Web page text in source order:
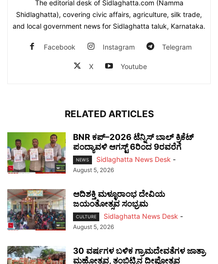
The editorial desk of Sidlaghatta.com (Namma
Shidlaghatta), covering civic affairs, agriculture, silk trade,
and local government news for Sidlaghatta taluk, Karnataka.
Facebook Instagram Telegram
X Youtube
RELATED ARTICLES
BNR ಕಪ್–2026 ಟೆನ್ನಿಸ್ ಬಾಲ್ ಕ್ರಿಕೆಟ್
ಪಂದ್ಯಾವಳಿ ಆಗಸ್ಟ್ 6ರಿಂದ 9ರವರೆಗೆ
NEWS Sidlaghatta News Desk -
August 5, 2026
ಆದಿಶಕ್ತಿ ಮಳ್ಳೂರಾಂಭ ದೇವಿಯ
ಜಯಂತೋತ್ಸವ ಸಂಭ್ರಮ
CULTURE Sidlaghatta News Desk -
August 5, 2026
30 ವರ್ಷಗಳ ಬಳಿಕ ಗ್ರಾಮದೇವತೆಗಳ ಜಾತ್ರಾ
ಮಹೋತ್ಸವ, ತಂಬಿಟ್ಟಿನ ದೀಪೋತ್ಸವ